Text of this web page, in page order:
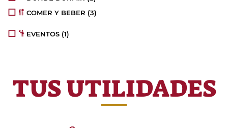
COMER Y BEBER (3)
EVENTOS (1)
TUS UTILIDADES